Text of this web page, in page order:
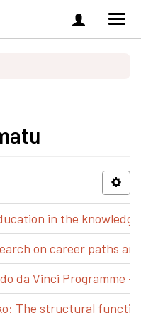
Zaloguj
się
in the
on career paths
da Vinci Programme
The structural